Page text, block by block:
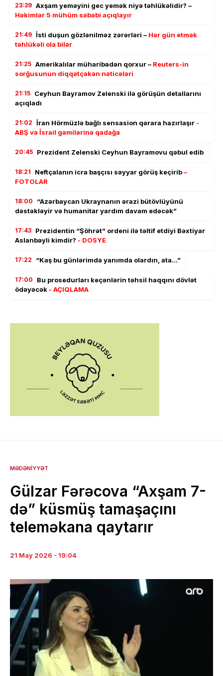
23:39 Axşam yeməyini gec yemək niyə təhlükəlidir? –
Həkimlər 5 mühüm səbəbi açıqlayır
21:49 İsti duşun gözlənilməz zərərləri – Hər gün etmək
təhlükəli ola bilər
21:25 Amerikalılar müharibədən qorxur – Reuters-in
sorğusunun diqqətçəkən nəticələri
21:15 Ceyhun Bayramov Zelenski ilə görüşün detallarını
açıqladı
21:02 İran Hörmüzlə bağlı sensasion qərara hazırlaşır -
ABŞ və İsrail gəmilərinə qadağa
20:45 Prezident Zelenski Ceyhun Bayramovu qəbul edib
18:21 Neftçalanın icra başçısı səyyar görüş keçirib–
FOTOLAR
18:00
“Azərbaycan Ukraynanın ərazi bütövlüyünü
dəstəkləyir və humanitar yardım davam edəcək”
17:43 Prezidentin “Şöhrət” ordeni ilə təltif etdiyi Bəxtiyar
Aslanbəyli kimdir? - DOSYE
17:22 “Kaş bu günlərimdə yanımda olardın, ata…”
17:00
Bu prosedurları keçənlərin təhsil haqqını dövlət
ödəyəcək - AÇIQLAMA
MƏDƏNIYYƏT
Gülzar Fərəcova “Axşam 7-
də” küsmüş tamaşaçını
teleməkana qaytarır
21 May 2026 - 19:04